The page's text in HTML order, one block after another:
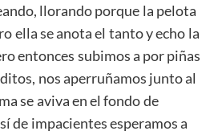
llorando porque la pelota
ella se anota el tanto y echo la
entonces subimos a por piñas
nos aperruñamos junto al
se aviva en el fondo de
de impacientes esperamos a